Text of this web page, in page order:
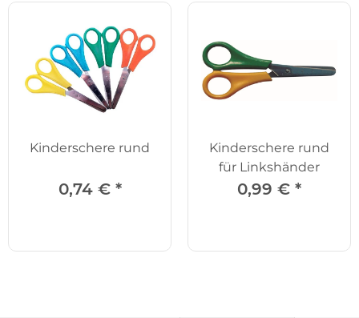
Kinderschere rund
0,74 € *
Kinderschere rund
für Linkshänder
0,99 € *